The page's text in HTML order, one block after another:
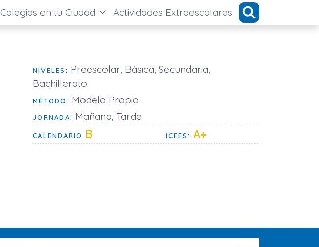
Colegios en tu Ciudad Actividades Extraescolares
NIVELES: Preescolar, Básica, Secundaria,
Bachillerato
MÉTODO: Modelo Propio
JORNADA: Mañana, Tarde
CALENDARIO B ICFES: A+